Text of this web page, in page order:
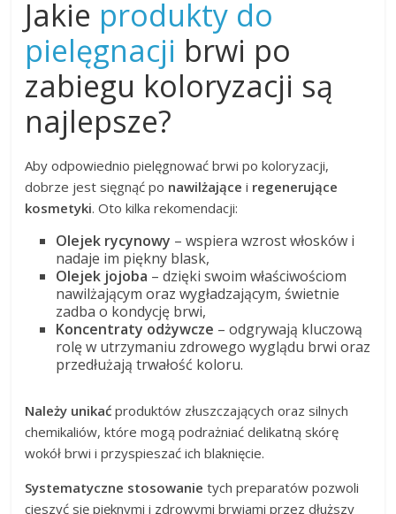
Jakie produkty do
pielęgnacji brwi po
zabiegu koloryzacji są
najlepsze?
Aby odpowiednio pielęgnować brwi po koloryzacji,
dobrze jest sięgnąć po nawilżające i regenerujące
kosmetyki. Oto kilka rekomendacji:
Olejek rycynowy – wspiera wzrost włosków i
nadaje im piękny blask,
Olejek jojoba – dzięki swoim właściwościom
nawilżającym oraz wygładzającym, świetnie
zadba o kondycję brwi,
Koncentraty odżywcze – odgrywają kluczową
rolę w utrzymaniu zdrowego wyglądu brwi oraz
przedłużają trwałość koloru.
Należy unikać produktów złuszczających oraz silnych
chemikaliów, które mogą podrażniać delikatną skórę
wokół brwi i przyspieszać ich blaknięcie.
Systematyczne stosowanie tych preparatów pozwoli
cieszyć się pięknymi i zdrowymi brwiami przez dłuższy